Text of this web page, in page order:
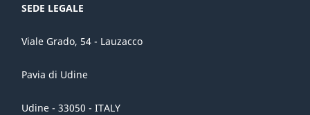
SEDE LEGALE
Viale Grado, 54 - Lauzacco
Pavia di Udine
Udine - 33050 - ITALY